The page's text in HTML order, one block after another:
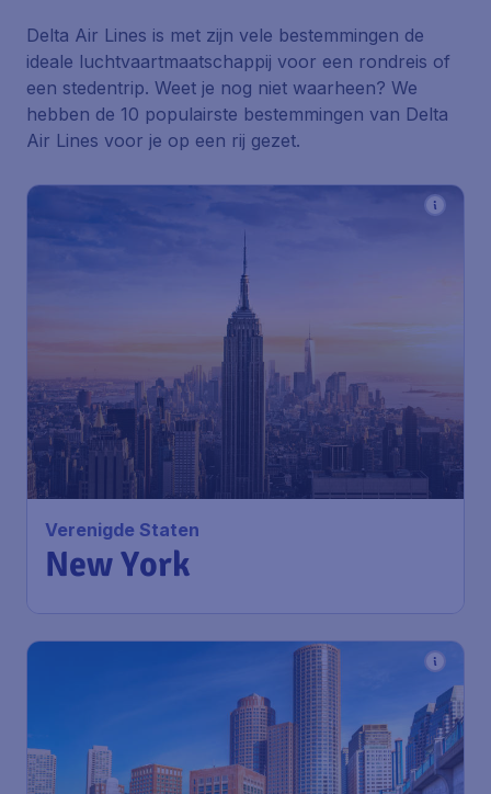
Delta Air Lines is met zijn vele bestemmingen de
ideale luchtvaartmaatschappij voor een rondreis of
een stedentrip. Weet je nog niet waarheen? We
hebben de 10 populairste bestemmingen van Delta
Air Lines voor je op een rij gezet.
Verenigde Staten
New York